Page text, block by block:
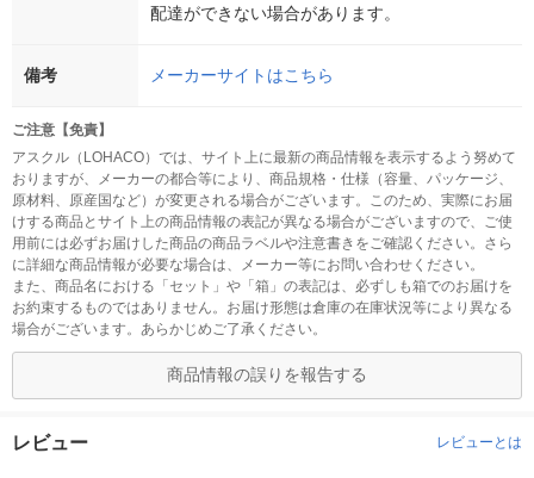
配達ができない場合があります。
備考 メーカーサイトはこちら
ご注意【免責】
アスクル（LOHACO）では、サイト上に最新の商品情報を表示するよう努めて
おりますが、メーカーの都合等により、商品規格・仕様（容量、パッケージ、
原材料、原産国など）が変更される場合がございます。このため、実際にお届
けする商品とサイト上の商品情報の表記が異なる場合がございますので、ご使
用前には必ずお届けした商品の商品ラベルや注意書きをご確認ください。さら
に詳細な商品情報が必要な場合は、メーカー等にお問い合わせください。
また、商品名における「セット」や「箱」の表記は、必ずしも箱でのお届けを
お約束するものではありません。お届け形態は倉庫の在庫状況等により異なる
場合がございます。あらかじめご了承ください。
商品情報の誤りを報告する
レビュー レビューとは